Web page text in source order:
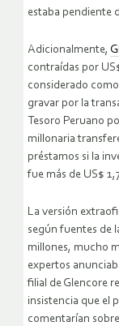
estaba pendiente
Adicionalmente,
contraídas por
considerado
gravar por la
Tesoro Peruano
millonaria
préstamos si la
fue más de US$
La versión
según fuentes de
millones, mucho
expertos
filial de Glencore
insistencia que el
comentarían